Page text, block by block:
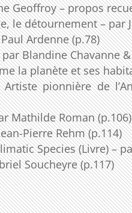
Geoffroy – propos
le détournement – par
Paul Ardenne (p.78)
Blandine Chavanne
la planète et ses
pionnière de
Mathilde Roman (p.106)
Pierre Rehm (p.114)
Species (Livre) –
Soucheyre (p.117)